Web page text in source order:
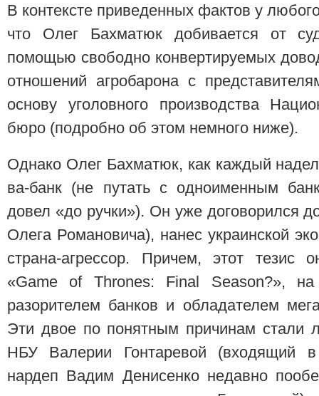
В контексте приведенных фактов у
что Олег Бахматюк добивается от
помощью свободно конвертируемых
отношений агробарона с
основу уголовного производства
бюро (подробно об этом немного ниже).
Однако Олег Бахматюк, как каждый
ва-банк (не путать с одноименным
довел «до ручки»). Он уже договорился
Олега Романовича), нанес украинской
страна-агрессор. Причем, этот тезис
«Game of Thrones: Final Season?»,
разорителем банков и обладателем
Эти двое по понятным причинам стали
НБУ Валерии Гонтаревой (входящий
нардеп Вадим Денисенко недавно